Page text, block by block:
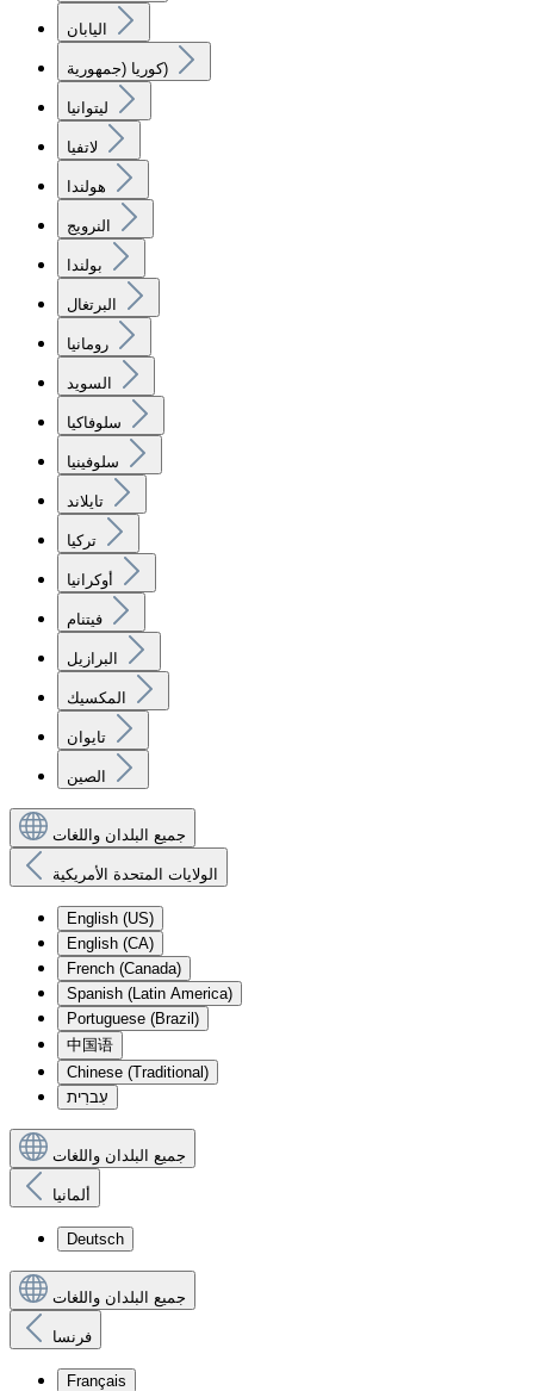
اليابان
كوريا (جمهورية)
ليتوانيا
لاتفيا
هولندا
النرويج
بولندا
البرتغال
رومانيا
السويد
سلوفاكيا
سلوفينيا
تايلاند
تركيا
أوكرانيا
فيتنام
البرازيل
المكسيك
تايوان
الصين
جميع البلدان واللغات
الولايات المتحدة الأمريكية
English (US)
English (CA)
French (Canada)
Spanish (Latin America)
Portuguese (Brazil)
中国语
Chinese (Traditional)
עִברִית
جميع البلدان واللغات
ألمانيا
Deutsch
جميع البلدان واللغات
فرنسا
Français